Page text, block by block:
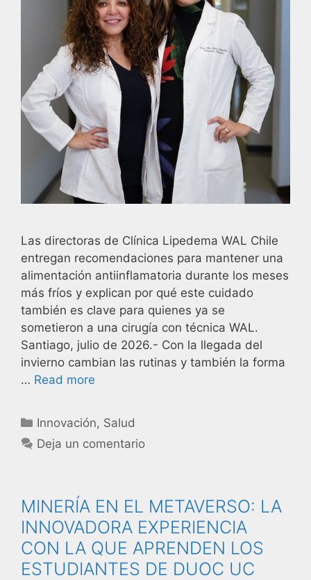
Las directoras de Clínica Lipedema WAL Chile
entregan recomendaciones para mantener una
alimentación antiinflamatoria durante los meses
más fríos y explican por qué este cuidado
también es clave para quienes ya se
sometieron a una cirugía con técnica WAL.
Santiago, julio de 2026.- Con la llegada del
invierno cambian las rutinas y también la forma
… Read more
Innovación, Salud
Deja un comentario
MINERÍA EN EL METAVERSO: LA
INNOVADORA EXPERIENCIA
CON LA QUE APRENDEN LOS
ESTUDIANTES DE DUOC UC